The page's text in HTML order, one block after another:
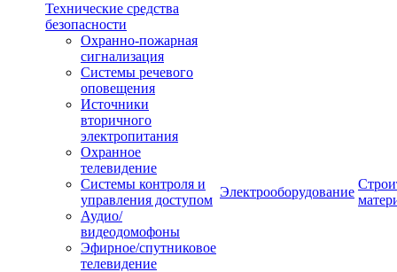
Технические средства
безопасности
Охранно-пожарная
сигнализация
Системы речевого
оповещения
Источники
вторичного
электропитания
Охранное
телевидение
Системы контроля и
управления доступом
Аудио/
видеодомофоны
Эфирное/спутниковое
телевидение
Электрооборудование